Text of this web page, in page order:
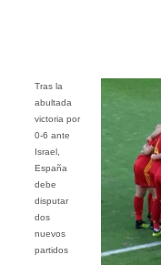
Tras la
abultada
victoria por
0-6 ante
Israel,
España
debe
disputar
dos
nuevos
partidos